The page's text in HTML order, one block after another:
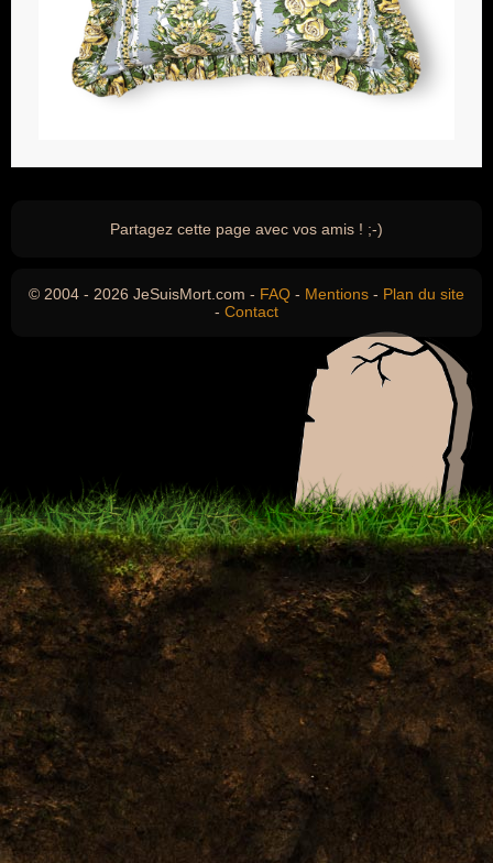
Partagez cette page avec vos amis ! ;-)
© 2004 - 2026 JeSuisMort.com - FAQ - Mentions - Plan du site
- Contact